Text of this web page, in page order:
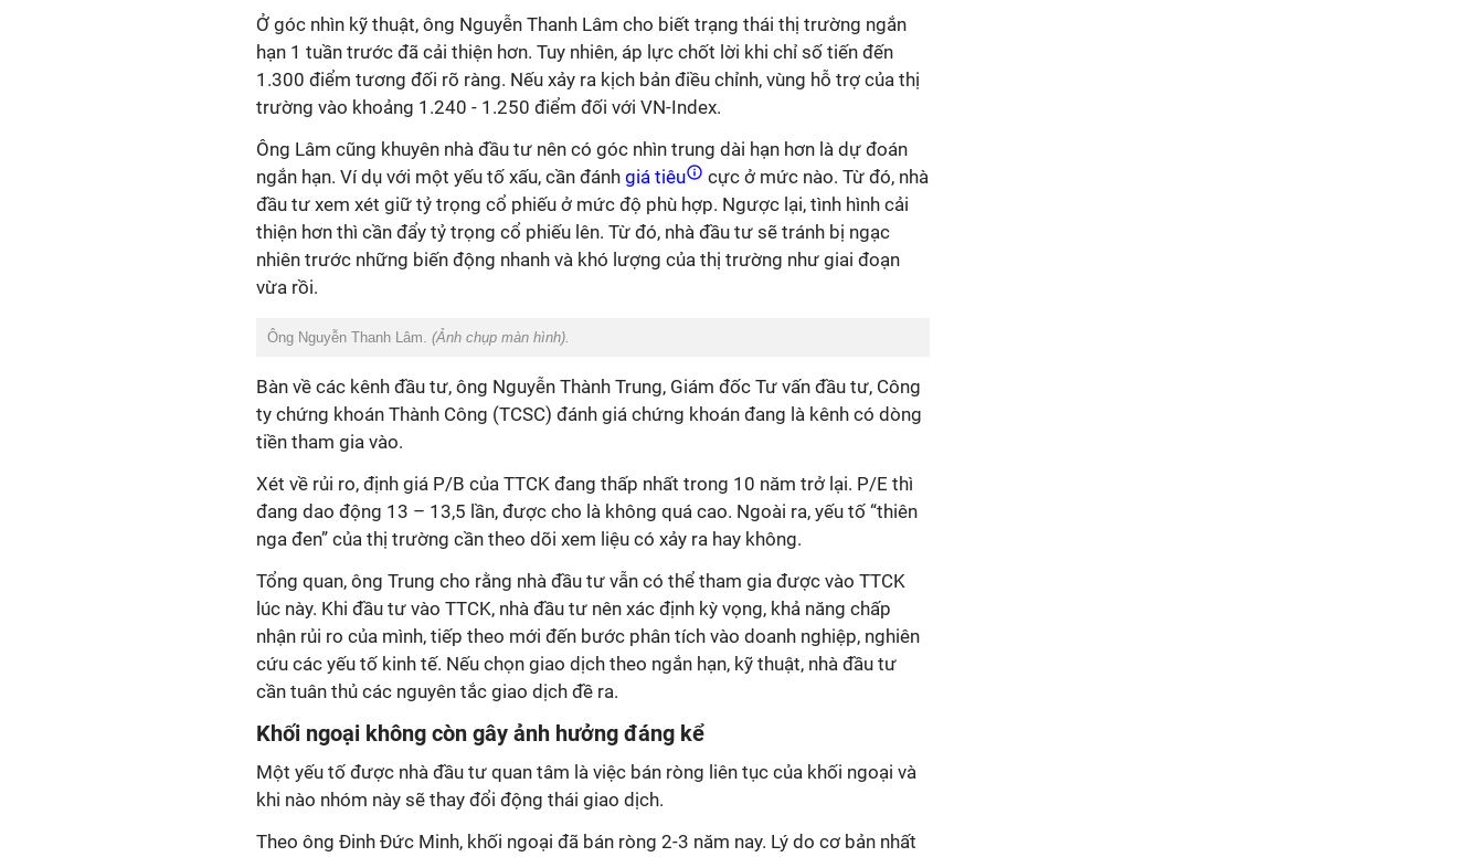
Ở góc nhìn kỹ thuật, ông Nguyễn Thanh Lâm cho biết trạng thái thị trường ngắn
hạn 1 tuần trước đã cải thiện hơn. Tuy nhiên, áp lực chốt lời khi chỉ số tiến đến
1.300 điểm tương đối rõ ràng. Nếu xảy ra kịch bản điều chỉnh, vùng hỗ trợ của thị
trường vào khoảng 1.240 - 1.250 điểm đối với VN-Index.
Ông Lâm cũng khuyên nhà đầu tư nên có góc nhìn trung dài hạn hơn là dự đoán
ngắn hạn. Ví dụ với một yếu tố xấu, cần đánh giá tiêu
cực ở mức nào. Từ đó, nhà
đầu tư xem xét giữ tỷ trọng cổ phiếu ở mức độ phù hợp. Ngược lại, tình hình cải
thiện hơn thì cần đẩy tỷ trọng cổ phiếu lên. Từ đó, nhà đầu tư sẽ tránh bị ngạc
nhiên trước những biến động nhanh và khó lượng của thị trường như giai đoạn
vừa rồi.
Ông Nguyễn Thanh Lâm. (Ảnh chụp màn hình).
Bàn về các kênh đầu tư, ông Nguyễn Thành Trung, Giám đốc Tư vấn đầu tư, Công
ty chứng khoán Thành Công (TCSC) đánh giá chứng khoán đang là kênh có dòng
tiền tham gia vào.
Xét về rủi ro, định giá P/B của TTCK đang thấp nhất trong 10 năm trở lại. P/E thì
đang dao động 13 – 13,5 lần, được cho là không quá cao. Ngoài ra, yếu tố “thiên
nga đen” của thị trường cần theo dõi xem liệu có xảy ra hay không.
Tổng quan, ông Trung cho rằng nhà đầu tư vẫn có thể tham gia được vào TTCK
lúc này. Khi đầu tư vào TTCK, nhà đầu tư nên xác định kỳ vọng, khả năng chấp
nhận rủi ro của mình, tiếp theo mới đến bước phân tích vào doanh nghiệp, nghiên
cứu các yếu tố kinh tế. Nếu chọn giao dịch theo ngắn hạn, kỹ thuật, nhà đầu tư
cần tuân thủ các nguyên tắc giao dịch đề ra.
Khối ngoại không còn gây ảnh hưởng đáng kể
Một yếu tố được nhà đầu tư quan tâm là việc bán ròng liên tục của khối ngoại và
khi nào nhóm này sẽ thay đổi động thái giao dịch.
Theo ông Đinh Đức Minh, khối ngoại đã bán ròng 2-3 năm nay. Lý do cơ bản nhất